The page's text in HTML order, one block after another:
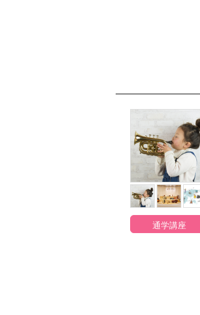
通学講座